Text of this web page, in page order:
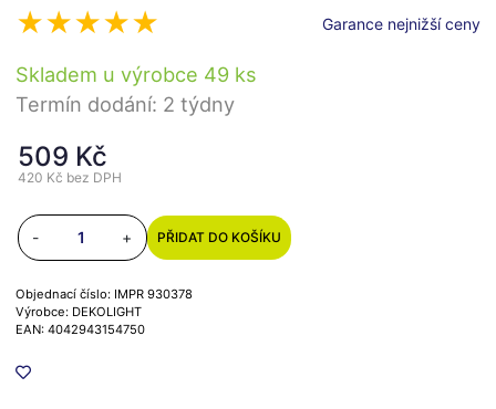
Garance nejnižší ceny
Skladem u výrobce 49 ks
Termín dodání: 2 týdny
509 Kč
420 Kč bez DPH
- + PŘIDAT DO KOŠÍKU
Objednací číslo: IMPR 930378
Výrobce: DEKOLIGHT
EAN: 4042943154750